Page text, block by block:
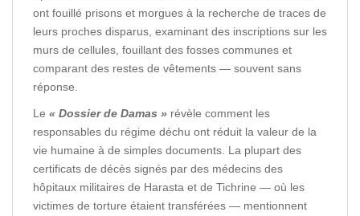
ont fouillé prisons et morgues à la recherche de traces de
leurs proches disparus, examinant des inscriptions sur les
murs de cellules, fouillant des fosses communes et
comparant des restes de vêtements — souvent sans
réponse.
Le « Dossier de Damas » révèle comment les
responsables du régime déchu ont réduit la valeur de la
vie humaine à de simples documents. La plupart des
certificats de décès signés par des médecins des
hôpitaux militaires de Harasta et de Tichrine — où les
victimes de torture étaient transférées — mentionnent